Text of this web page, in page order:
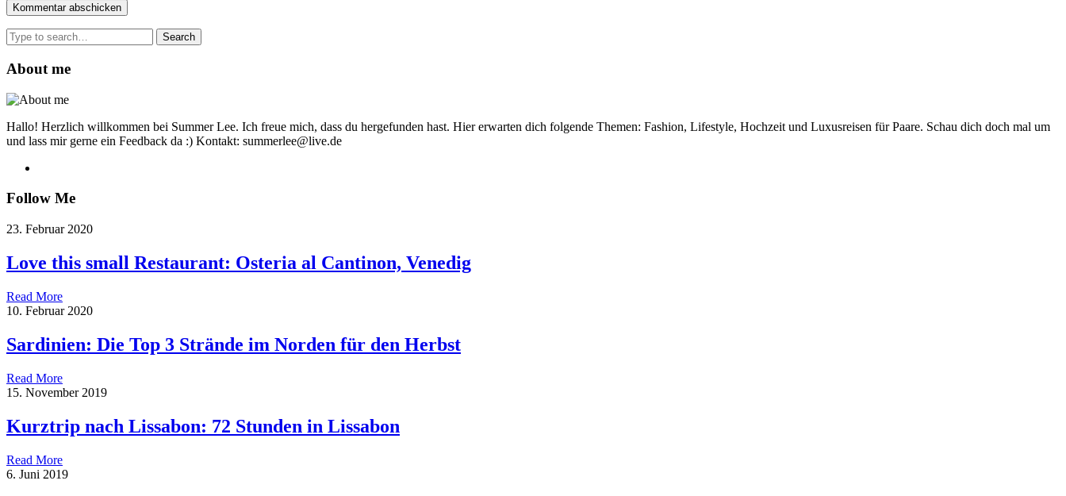
Search
for:
About me
Hallo! Herzlich willkommen bei Summer Lee. Ich freue mich, dass du hergefunden hast. Hier erwarten dich folgende Themen: Fashion, Lifestyle, Hochzeit und Luxusreisen für Paare. Schau dich doch mal um
und lass mir gerne ein Feedback da :) Kontakt: summerlee@live.de
Follow Me
23. Februar 2020
Love this small Restaurant: Osteria al Cantinon, Venedig
Read More
10. Februar 2020
Sardinien: Die Top 3 Strände im Norden für den Herbst
Read More
15. November 2019
Kurztrip nach Lissabon: 72 Stunden in Lissabon
Read More
6. Juni 2019